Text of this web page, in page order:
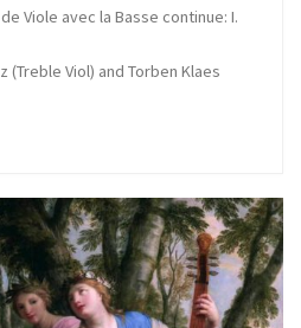
Viole avec la Basse continue: I.
Viol) and Torben Klaes